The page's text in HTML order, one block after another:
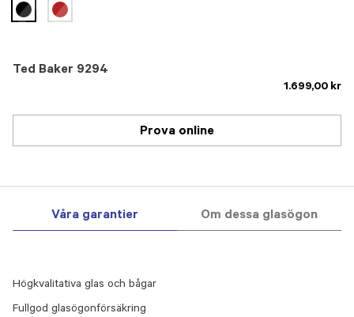
Ted Baker 9294
1.699,00 kr
selected
Prova online
Våra garantier Om dessa glasögon
Högkvalitativa glas och bågar
Fullgod glasögonförsäkring